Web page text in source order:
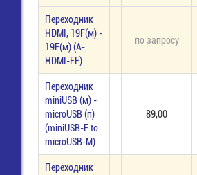
Переходник
HDMI, 19F(м) -
19F(м) (A-
HDMI-FF)
по запросу
Переходник
miniUSB (м) -
microUSB (п)
(miniUSB-F to
microUSB-M)
89,00
Переходник